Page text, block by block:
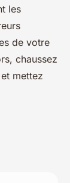
les
de votre
chaussez
mettez